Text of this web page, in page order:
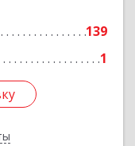
139
1